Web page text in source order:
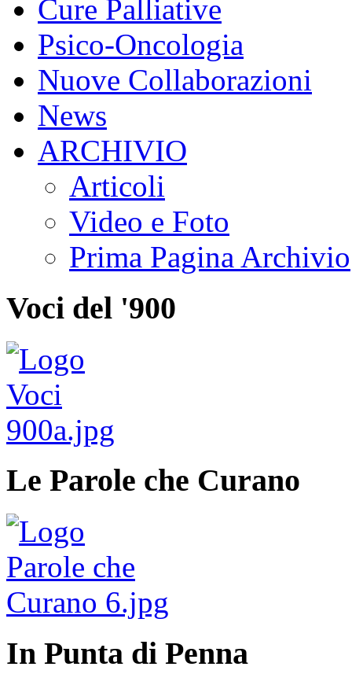
Cure Palliative
Psico-Oncologia
Nuove Collaborazioni
News
ARCHIVIO
Articoli
Video e Foto
Prima Pagina Archivio
Voci del '900
Le Parole che Curano
In Punta di Penna